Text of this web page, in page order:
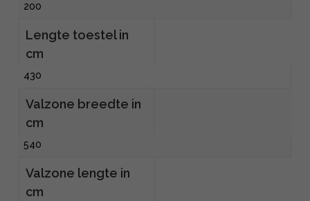
200
Lengte toestel in
cm
430
Valzone breedte in
cm
540
Valzone lengte in
cm